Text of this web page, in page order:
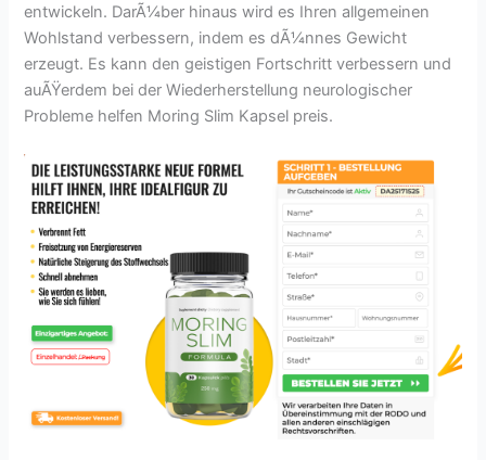
entwickeln. DarÃ¼ber hinaus wird es Ihren allgemeinen
Wohlstand verbessern, indem es dÃ¼nnes Gewicht
erzeugt. Es kann den geistigen Fortschritt verbessern und
auÃŸerdem bei der Wiederherstellung neurologischer
Probleme helfen Moring Slim Kapsel preis.